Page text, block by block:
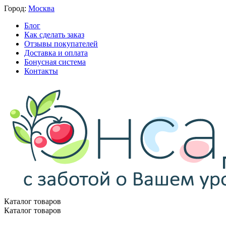
Город: Москва
Блог
Как сделать заказ
Отзывы покупателей
Доставка и оплата
Бонусная система
Контакты
Каталог товаров
Каталог товаров